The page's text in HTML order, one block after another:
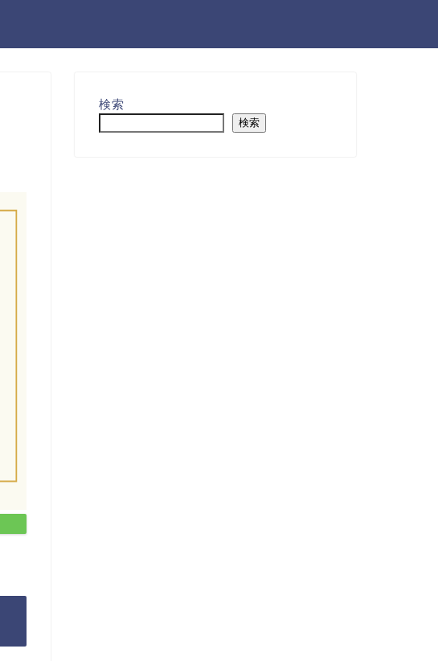
検索
検索